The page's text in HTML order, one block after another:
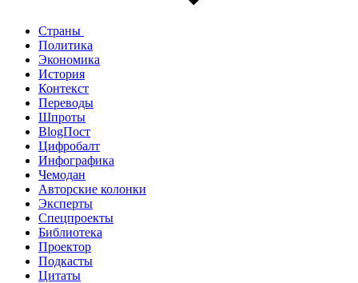
Страны
Политика
Экономика
История
Контекст
Переводы
Шпроты
BlogПост
Цифробалт
Инфографика
Чемодан
Авторские колонки
Эксперты
Спецпроекты
Библиотека
Проектор
Подкасты
Цитаты